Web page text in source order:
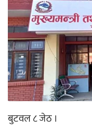
बुटवल ८ जेठ ।